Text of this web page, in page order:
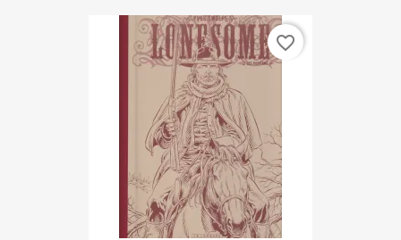
favorite_border